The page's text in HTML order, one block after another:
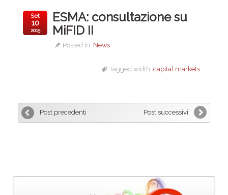
ESMA: consultazione su
MiFID II
Posted in: News
Set
10
2015
Tagged width: capital markets
Post precedenti Post successivi